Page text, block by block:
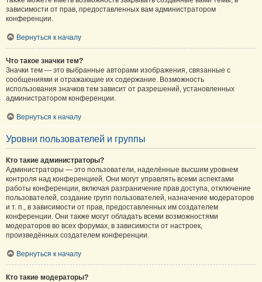
зависимости от прав, предоставленных вам администратором
конференции.
Вернуться к началу
Что такое значки тем?
Значки тем — это выбранные авторами изображения, связанные с
сообщениями и отражающие их содержание. Возможность
использования значков тем зависит от разрешений, установленных
администратором конференции.
Вернуться к началу
Уровни пользователей и группы
Кто такие администраторы?
Администраторы — это пользователи, наделённые высшим уровнем
контроля над конференцией. Они могут управлять всеми аспектами
работы конференции, включая разграничение прав доступа, отключение
пользователей, создание групп пользователей, назначение модераторов
и т. п., в зависимости от прав, предоставленных им создателем
конференции. Они также могут обладать всеми возможностями
модераторов во всех форумах, в зависимости от настроек,
произведённых создателем конференции.
Вернуться к началу
Кто такие модераторы?